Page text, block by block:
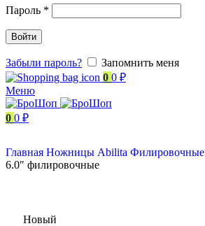
Пароль *
Войти
Забыли пароль?
Запомнить меня
0 0 ₽
Меню
0 0 ₽
Главная Ножницы Abilita Филировочные
6.0″ филировочные
Новый